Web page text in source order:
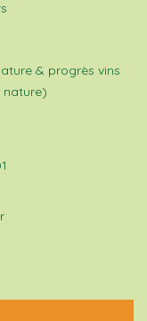
& progrès vins
nature)